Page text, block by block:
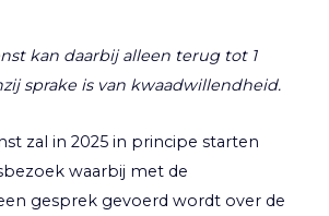
kan daarbij alleen terug tot 1
sprake is van kwaadwillendheid.
zal in 2025 in principe starten
waarbij met de
gesprek gevoerd wordt over de